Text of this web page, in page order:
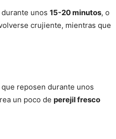
unos 15-20 minutos, o
crujiente, mientras que
reposen durante unos
un poco de perejil fresco